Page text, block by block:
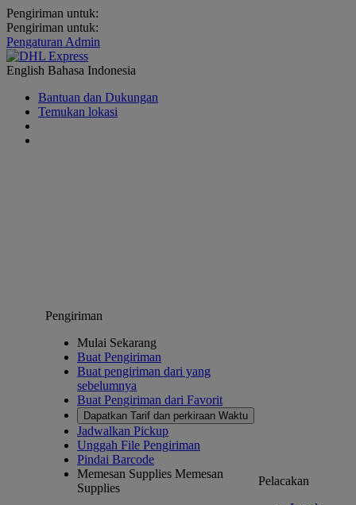
Pengiriman untuk:
Pengiriman untuk:
Pengaturan Admin
English Bahasa Indonesia
Bantuan dan Dukungan
Temukan lokasi
Pengiriman
Mulai Sekarang
Buat Pengiriman
Buat pengiriman dari yang
sebelumnya
Buat Pengiriman dari Favorit
Dapatkan Tarif dan perkiraan Waktu
Jadwalkan Pickup
Unggah File Pengiriman
Pindai Barcode
Memesan Supplies Memesan
Supplies
Pelacakan